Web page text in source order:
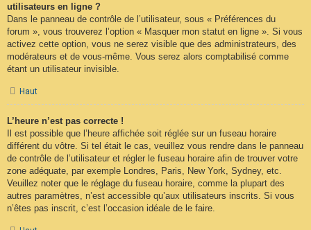
utilisateurs en ligne ?
Dans le panneau de contrôle de l’utilisateur, sous « Préférences du
forum », vous trouverez l’option « Masquer mon statut en ligne ». Si vous
activez cette option, vous ne serez visible que des administrateurs, des
modérateurs et de vous-même. Vous serez alors comptabilisé comme
étant un utilisateur invisible.
Haut
L’heure n’est pas correcte !
Il est possible que l’heure affichée soit réglée sur un fuseau horaire
différent du vôtre. Si tel était le cas, veuillez vous rendre dans le panneau
de contrôle de l’utilisateur et régler le fuseau horaire afin de trouver votre
zone adéquate, par exemple Londres, Paris, New York, Sydney, etc.
Veuillez noter que le réglage du fuseau horaire, comme la plupart des
autres paramètres, n’est accessible qu’aux utilisateurs inscrits. Si vous
n’êtes pas inscrit, c’est l’occasion idéale de le faire.